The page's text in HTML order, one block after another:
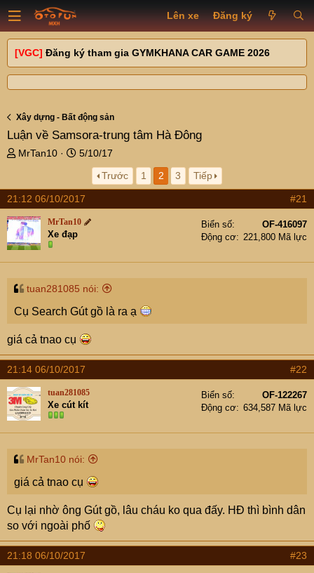
Lên xe Đăng ký
[VGC] Đăng ký tham gia GYMKHANA CAR GAME 2026
Xây dựng - Bất động sản
Luận về Samsora-trung tâm Hà Đông
T
e
a
d
s
t
t
r
MrTan10
N
y
g
ử
5/10/17
Trước
1 2 3 Tiếp
21:12 06/10/2017 #21
MrTan10
Xe đạp
Biển số
OF-416097
Động cơ
221,800 Mã lực
tuan281085 nói:
Cụ Search Gút gồ là ra ạ
giá cả tnao cụ
21:14 06/10/2017 #22
tuan281085
Xe cút kít
Biển số
OF-122267
Động cơ
634,587 Mã lực
MrTan10 nói:
giá cả tnao cụ
Cụ lại nhờ ông Gút gồ, lâu cháu ko qua đấy. HĐ thì bình dân
so với ngoài phố
21:18 06/10/2017 #23